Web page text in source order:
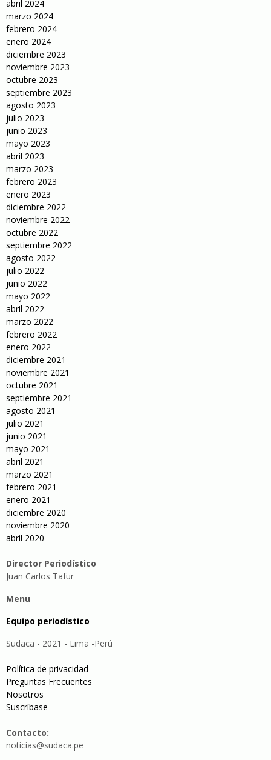
abril 2024
marzo 2024
febrero 2024
enero 2024
diciembre 2023
noviembre 2023
octubre 2023
septiembre 2023
agosto 2023
julio 2023
junio 2023
mayo 2023
abril 2023
marzo 2023
febrero 2023
enero 2023
diciembre 2022
noviembre 2022
octubre 2022
septiembre 2022
agosto 2022
julio 2022
junio 2022
mayo 2022
abril 2022
marzo 2022
febrero 2022
enero 2022
diciembre 2021
noviembre 2021
octubre 2021
septiembre 2021
agosto 2021
julio 2021
junio 2021
mayo 2021
abril 2021
marzo 2021
febrero 2021
enero 2021
diciembre 2020
noviembre 2020
abril 2020
Director Periodístico
Juan Carlos Tafur
Menu
Equipo periodístico
Sudaca - 2021 - Lima -Perú
Política de privacidad
Preguntas Frecuentes
Nosotros
Suscríbase
Contacto:
noticias@sudaca.pe